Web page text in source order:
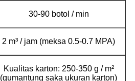
30-90 botol / min
2 m³ / jam (meksa 0.5-0.7 MPA)
Kualitas karton: 250-350 g / m²
(gumantung saka ukuran karton)